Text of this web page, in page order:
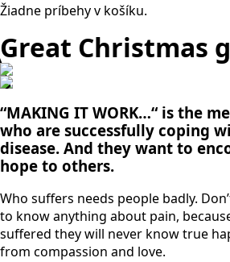
Žiadne príbehy v košíku.
Great Christmas
“MAKING IT WORK…“ is the
who are successfully coping
disease. And they want to
hope to others.
Who suffers needs people badly.
to know anything about pain,
suffered they will never know true
from compassion and love.